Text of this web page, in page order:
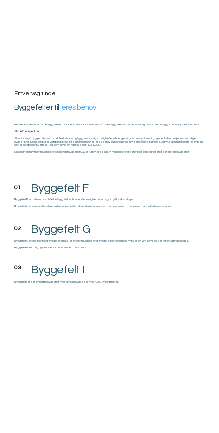
Erhvervsgrunde
Byggefelter til jeres behov
HELHEDEN består af i alt tre byggefelter, hvor der kan opføres erhverv. På hvert byggefelt er der derfor mulighed for, at I kan bygge jeres nye kontordomicil.
Skræddersyet til jer
Størrelsen på byggeriet samt de arkitektoniske- og byggemæssige muligheder afhænger af grundens udformning og areal. Hvordan jeres endelige
byggeri skal se ud, beslutter vi i fællesskab, så det både matcher jeres behov og bidrager positivt til områdets samlede udtryk. På den måde får I et byggeri,
der er skræddersyet til jer – og som bliver en naturlig del af HELHEDEN.
Lokalplanen rummer mulighed for opdeling af byggefelt G. Den rummer desuden mulighed for at justere på etagearealet på det enkelte byggefelt.
01 Byggefelt F
Byggefelt F er det mindste af de tre byggefelter. Her er der mulighed for at bygge op til seks etager.
Byggefeltet er placeret nordligst og ligger ved siden af en eksisterende erhvervsejendom med supermarked og kontorlokaler.
02 Byggefelt G
Byggefelt G er det største af byggefelterne. Her er der mulighed for at bygge et større domicil, hvis I er en virksomhed, der har brug for god plads.
Byggefeltet kan dog også opdeles i to efter nærmere aftale.
03 Byggefelt I
Byggefelt I er det sydligste byggefelt, hvor der kan bygges op mod 4.000 kvadratmeter.